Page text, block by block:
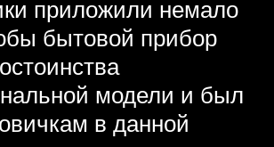
приложили немало
бытовой прибор
модели и был
в данной